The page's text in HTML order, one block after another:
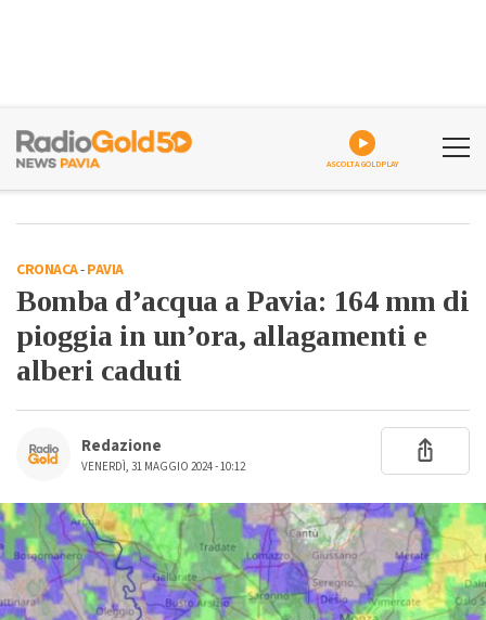
ASCOLTA GOLDPLAY
CRONACA-PAVIA
Bomba d’acqua a Pavia: 164 mm di
pioggia in un’ora, allagamenti e
alberi caduti
Redazione
VENERDÌ, 31 MAGGIO 2024 - 10:12